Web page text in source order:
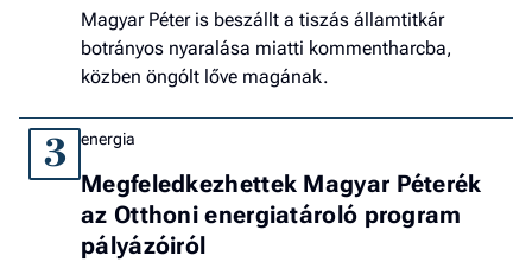
Magyar Péter is beszállt a tiszás államtitkár
botrányos nyaralása miatti kommentharcba,
közben öngólt lőve magának.
3 energia
Megfeledkezhettek Magyar Péterék
az Otthoni energiatároló program
pályázóiról